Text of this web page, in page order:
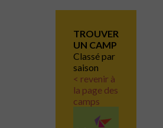
TROUVER
UN CAMP
Classé par
saison
< revenir à
la page des
camps